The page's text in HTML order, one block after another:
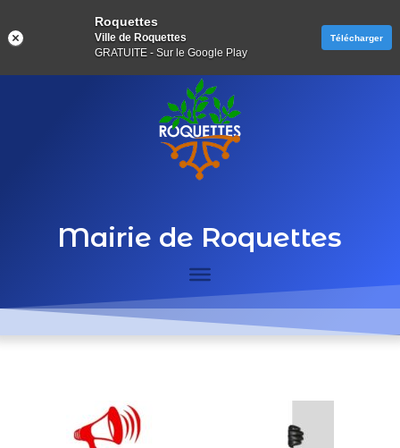
Mairie de Roquettes
Roquettes
Ville de Roquettes
GRATUITE - Sur le Google Play
Télécharger